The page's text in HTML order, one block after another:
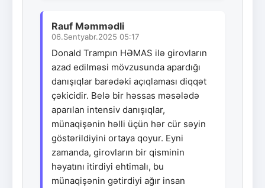
Rauf Məmmədli
06.Sentyabr.2025 05:17
Donald Trampın HƏMAS ilə girovların
azad edilməsi mövzusunda apardığı
danışıqlar barədəki açıqlaması diqqət
çəkicidir. Belə bir həssas məsələdə
aparılan intensiv danışıqlar,
münaqişənin həlli üçün hər cür səyin
göstərildiyini ortaya qoyur. Eyni
zamanda, girovların bir qisminin
həyatını itirdiyi ehtimalı, bu
münaqişənin gətirdiyi ağır insan